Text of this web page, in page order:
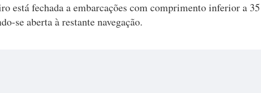
está fechada a embarcações com comprimento inferior a 35
se aberta à restante navegação.